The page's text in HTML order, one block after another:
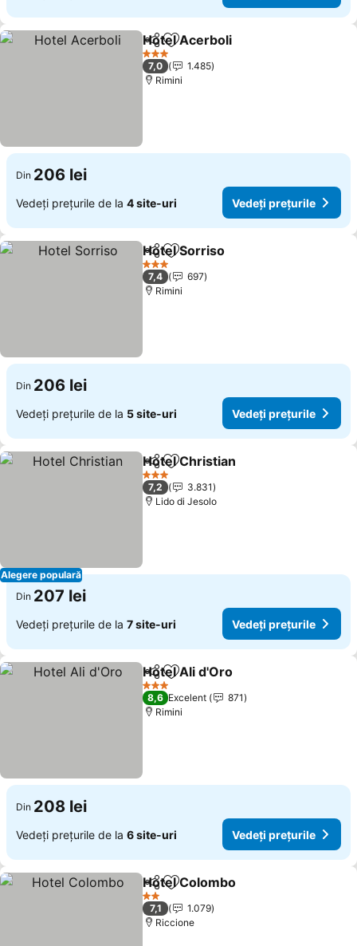
DistribuițiAdăugaţi la favorite
Hotel Acerboli
3 Stele
7,0
1.485
Rimini
Din 206 lei
Vedeți prețurile de la 4 site-uri Vedeți prețurile
DistribuițiAdăugaţi la favorite
Hotel Sorriso
3 Stele
7,4
697
Rimini
Din 206 lei
Vedeți prețurile de la 5 site-uri Vedeți prețurile
Alegere populară
DistribuițiAdăugaţi la favorite
Hotel Christian
3 Stele
7,2
3.831
Lido di Jesolo
Din 207 lei
Vedeți prețurile de la 7 site-uri Vedeți prețurile
DistribuițiAdăugaţi la favorite
Hotel Ali d'Oro
3 Stele
8,6 Excelent
871
Rimini
Din 208 lei
Vedeți prețurile de la 6 site-uri Vedeți prețurile
DistribuițiAdăugaţi la favorite
Hotel Colombo
2 Stele
7,1
1.079
Riccione